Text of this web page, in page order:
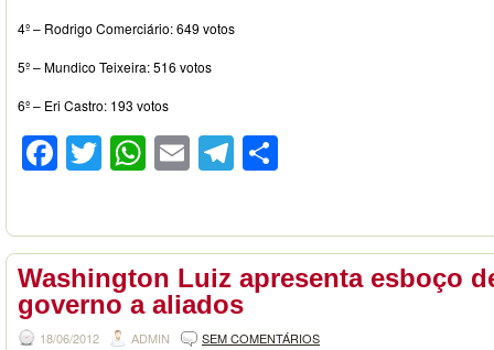
4º – Rodrigo Comerciário: 649 votos
5º – Mundico Teixeira: 516 votos
6º – Eri Castro: 193 votos
Facebook
Twitter
WhatsApp
EmailTelegram
Washington Luiz apresenta esboço
governo a aliados
18/06/2012 ADMIN SEM COMENTÁRIOS